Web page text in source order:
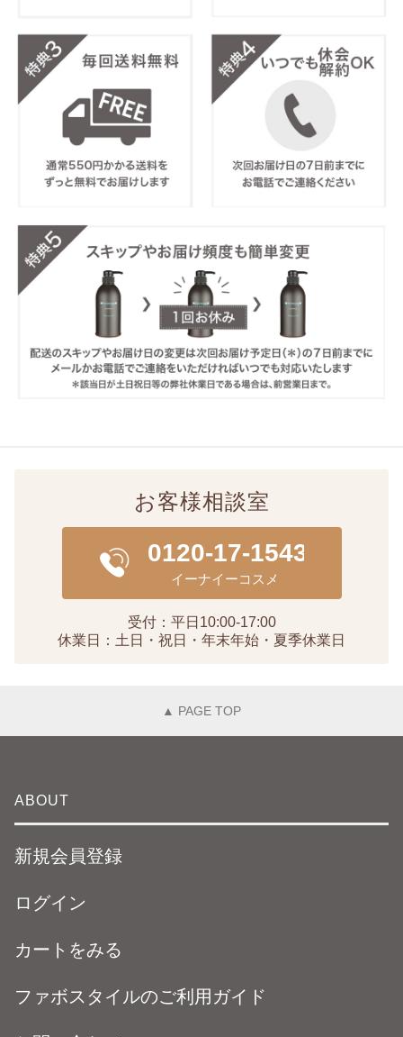
お客様相談室
受付：平日10:00-17:00
休業日：土日・祝日・年末年始・夏季休業日
▲ PAGE TOP
ABOUT
新規会員登録
ログイン
カートをみる
ファボスタイルのご利用ガイド